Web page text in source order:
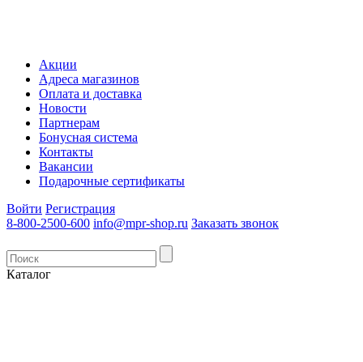
Акции
Адреса магазинов
Оплата и доставка
Новости
Партнерам
Бонусная система
Контакты
Вакансии
Подарочные сертификаты
Войти Регистрация
8-800-2500-600 info@mpr-shop.ru Заказать звонок
Каталог